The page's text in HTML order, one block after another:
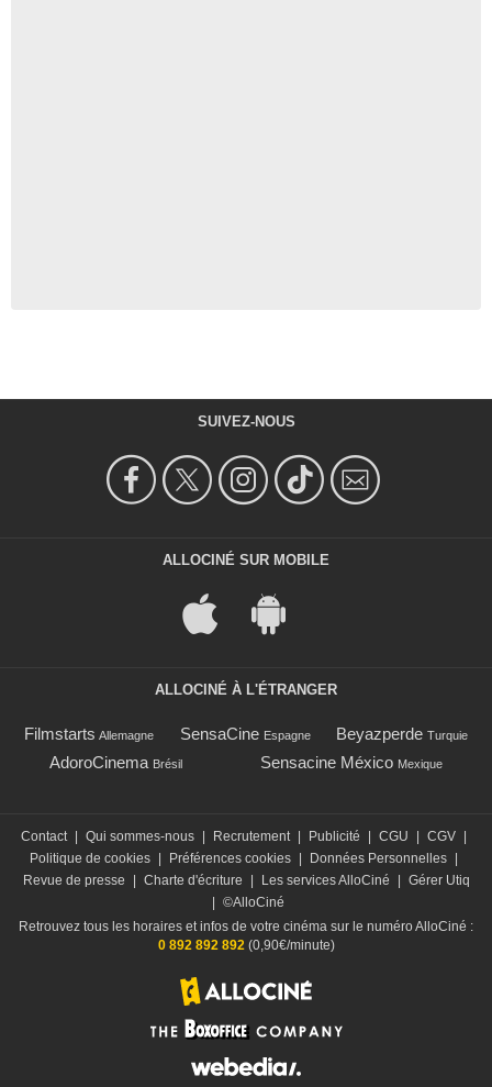
SUIVEZ-NOUS
ALLOCINÉ SUR MOBILE
ALLOCINÉ À L'ÉTRANGER
Filmstarts Allemagne SensaCine Espagne Beyazperde Turquie
AdoroCinema Brésil Sensacine México Mexique
Contact Qui sommes-nous Recrutement Publicité CGU CGV
Politique de cookies
Préférences cookies Données Personnelles
Revue de presse
Charte d'écriture Les services AlloCiné
Gérer Utiq
©AlloCiné
Retrouvez tous les horaires et infos de votre cinéma sur le numéro AlloCiné :
0 892 892 892(0,90€/minute)